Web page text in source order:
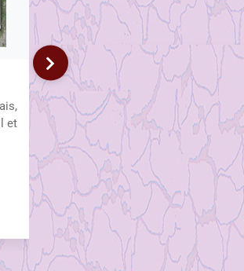
et
nouveau stock-140/2-soie
filée
$0.00
Voir le produit